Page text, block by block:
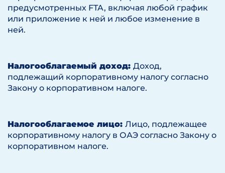
предусмотренных FTA, включая любой график
или приложение к ней и любое изменение в
ней.
Налогооблагаемый доход: Доход,
подлежащий корпоративному налогу согласно
Закону о корпоративном налоге.
Налогооблагаемое лицо: Лицо, подлежащее
корпоративному налогу в ОАЭ согласно Закону о
корпоративном налоге.